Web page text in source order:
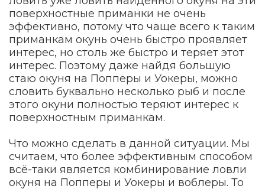
поверхностные приманки не очень
эффективно, потому что чаще всего к таким
приманкам окунь очень быстро проявляет
интерес, но столь же быстро и теряет этот
интерес. Поэтому даже найдя большую
стаю окуня на Попперы и Уокеры, можно
словить буквально несколько рыб и после
этого окуни полностью теряют интерес к
поверхностным приманкам.
Что можно сделать в данной ситуации. Мы
считаем, что более эффективным способом
всё-таки является комбинирование ловли
окуня на Попперы и Уокеры и воблеры. То